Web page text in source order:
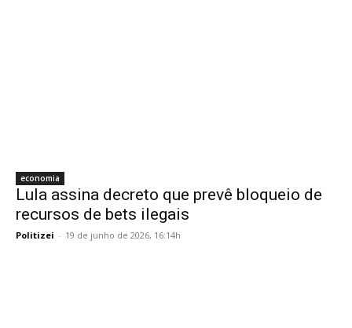
economia
Lula assina decreto que prevê bloqueio de
recursos de bets ilegais
Politizei - 19 de junho de 2026, 16:14h